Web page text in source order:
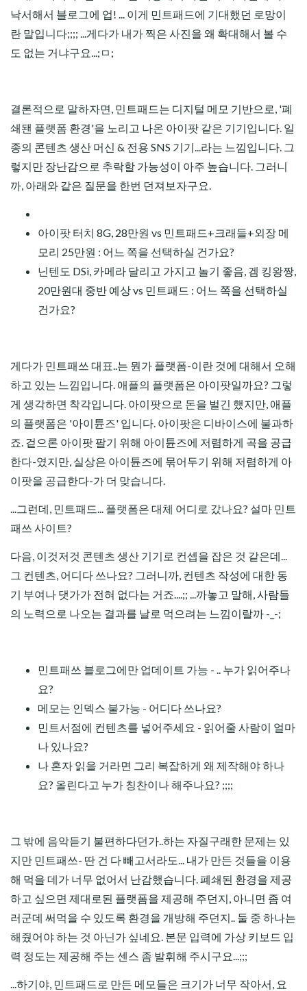
낙서해서 블로그에 업! ... 이게 민트패드에 기대했던 로망이
란 말입니다;;;; ...게다가 내가 찍은 사진을 왜 확대해서 볼 수
도 없는 거냐구요...;ㅁ;
결론적으로 말하자면, 민트패드는 디지털 메모 기반으로, '폐
쇄됀 플랫폼 환경'을 노리고 나온 아이팟 같은 기기입니다. 일
종의 콘텐츠 생산 머신 & 전용 SNS 기기...라는 느낌입니다. 그
렇지만 장난감으로 추락할 가능성이 아주 높습니다. 그러니
까, 아래와 같은 질문을 한번 던져보자구요.
아이팟 터치 8G, 28만원 vs 민트패드+크래들+외장 메
모리 25만원 : 어느 쪽을 선택하실 건가요?
닌텐도 DSi, 카메라 달리고 가지고 놀기 좋음, 겜 킹왕짱,
20만원대 중반 예상 vs 민트패드 : 어느 쪽을 선택하실
건가요?
게다가 민트패쓰 대표..는 뭔가 플랫폼-이란 것에 대해서 오해
하고 있는 느낌입니다. 애플의 플랫폼은 아이팟일까요? 그렇
게 생각하면 착각입니다. 아이팟으로 돈을 벌긴 했지만, 애플
의 플랫폼은 '아이튠즈' 입니다. 아이팟은 디바이스에 불과하
죠. 겉으론 아이팟 팔기 위해 아이튠즈에 저렴하게 곡을 공급
한다-였지만, 실상은 아이튠즈에 묶어두기 위해 저렴하게 아
이팟을 공급한다-가 더 맞습니다.
...그런데, 민트패드... 플랫폼은 대체 어디로 갔나요? 설마 민트
패쓰 사이트?
다음, 이것저것 콘텐츠 생산 기기로 컨셉을 잡은 것 같은데...
그 컨텐츠, 어디다 쓰나요? 그러니까, 컨텐츠 작성에 대한 동
기 부여나 댓가가 전혀 없다는 거죠....;; ...까놓고 말해, 사람들
의 노력으로 나오는 결과를 날로 먹으려는 느낌이랄까 -_-;
민트패쓰 블로그에만 업데이트 가능 - .. 누가 읽어주나
요?
메모는 인덱스 불가능 - 어디다 쓰나요?
민트서점에 컨텐츠를 넣어주세요 - 읽어줄 사람이 얼마
나 있나요?
나 혼자 읽을 거라면 그리 복잡하게 왜 제작해야 하나
요? 올린다고 누가 칭찬이나 해주나요? ;;;;
그 밖에 음악듣기 불편하다던가..하는 자질구래한 문제는 있
지만 민트패쓰- 딴 건 다 빼고서라도... 내가 만든 것들을 이용
해 먹을 데가 너무 없어서 난감했습니다. 폐쇄된 환경을 제공
하고 싶으면 제대로된 플랫폼을 제공해 주던지, 아니면 좀 여
러군데 써먹을 수 있도록 환경을 개방해 주던지.. 둘 중 하나는
해줬어야 하는 것 아닌가 싶네요. 본문 입력에 가상 키보드 입
력 정도는 제공해 주는 센스 좀 발휘해 주시구요...;;;
...하기야, 민트패드로 만든 메모들은 크기가 너무 작아서, 요